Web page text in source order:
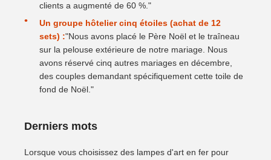
clients a augmenté de 60 %."
Un groupe hôtelier cinq étoiles (achat de 12
sets) :"Nous avons placé le Père Noël et le traîneau
sur la pelouse extérieure de notre mariage. Nous
avons réservé cinq autres mariages en décembre,
des couples demandant spécifiquement cette toile de
fond de Noël."
Derniers mots
Lorsque vous choisissez des lampes d'art en fer pour